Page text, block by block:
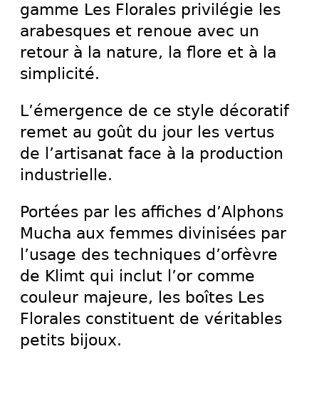
gamme Les Florales privilégie les
arabesques et renoue avec un
retour à la nature, la flore et à la
simplicité.
L’émergence de ce style décoratif
remet au goût du jour les vertus
de l’artisanat face à la production
industrielle.
Portées par les affiches d’Alphons
Mucha aux femmes divinisées par
l’usage des techniques d’orfèvre
de Klimt qui inclut l’or comme
couleur majeure, les boîtes Les
Florales constituent de véritables
petits bijoux.